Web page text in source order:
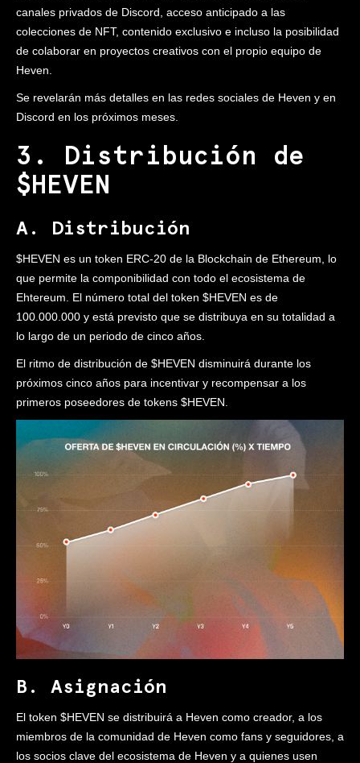
canales privados de Discord, acceso anticipado a las
colecciones de NFT, contenido exclusivo e incluso la posibilidad
de colaborar en proyectos creativos con el propio equipo de
Heven.
Se revelarán más detalles en las redes sociales de Heven y en
Discord en los próximos meses.
3. Distribución de
$HEVEN
A. Distribución
$HEVEN es un token ERC-20 de la Blockchain de Ethereum, lo
que permite la componibilidad con todo el ecosistema de
Ehtereum. El número total del token $HEVEN es de
100.000.000 y está previsto que se distribuya en su totalidad a
lo largo de un periodo de cinco años.
El ritmo de distribución de $HEVEN disminuirá durante los
próximos cinco años para incentivar y recompensar a los
primeros poseedores de tokens $HEVEN.
B. Asignación
El token $HEVEN se distribuirá a Heven como creador, a los
miembros de la comunidad de Heven como fans y seguidores, a
los socios clave del ecosistema de Heven y a quienes usen